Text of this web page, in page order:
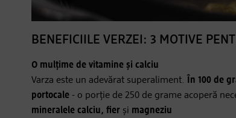
BENEFICIILE VERZEI: 3 MOTIVE
O mulțime de vitamine și calciu
Varza este un adevărat superaliment.
În 100 de
portocale - o porție de 250 de grame acoperă
mineralele calciu, fier și magneziu